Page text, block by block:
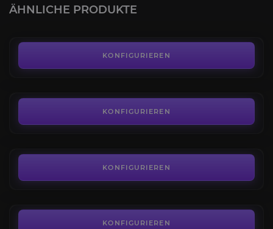
ÄHNLICHE PRODUKTE
KONFIGURIEREN
Vitriolsteindrache
KONFIGURIEREN
KONFIGURIEREN
KONFIGURIEREN